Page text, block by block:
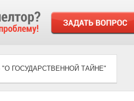
"О ГОСУДАРСТВЕННОЙ ТАЙНЕ"